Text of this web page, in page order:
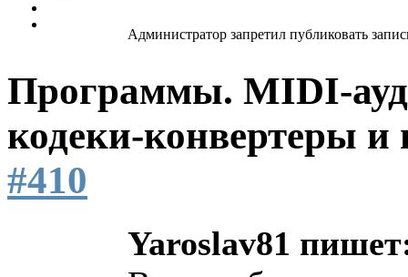
Администратор запретил публиковать
Программы. MIDI-
кодеки-конвертеры
#410
Yaroslav81